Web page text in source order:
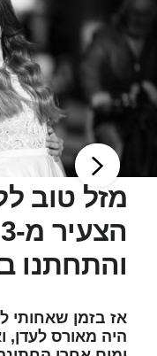
מזל טוב
והתחתנו
אז בזמן שאחותי